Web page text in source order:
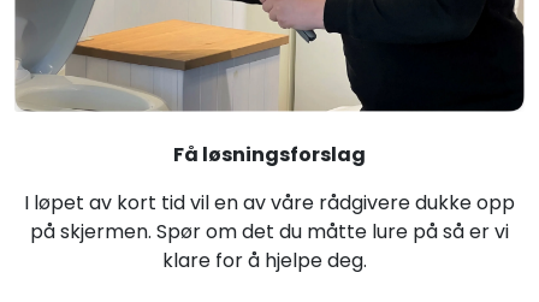
Få løsningsforslag
I løpet av kort tid vil en av våre rådgivere dukke opp
på skjermen. Spør om det du måtte lure på så er vi
klare for å hjelpe deg.